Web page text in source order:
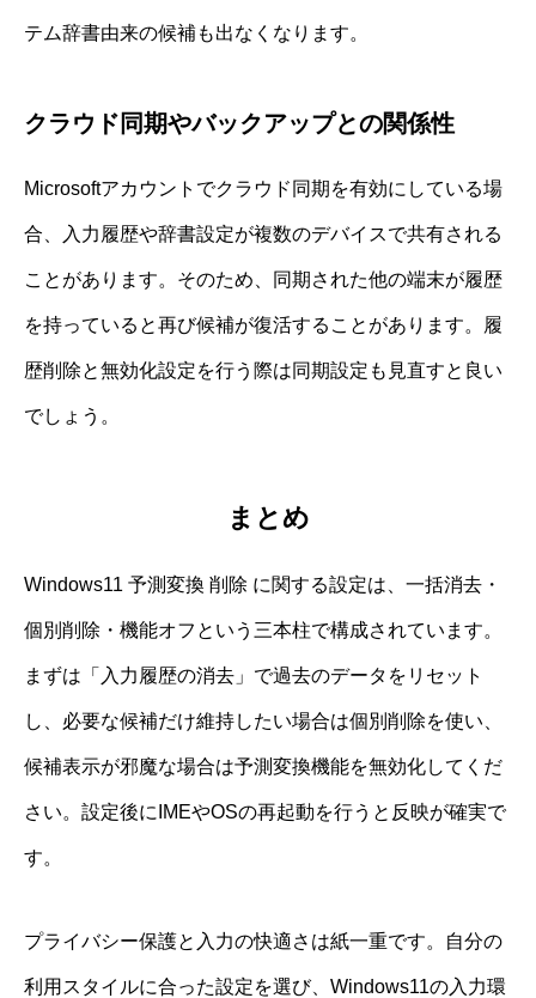
テム辞書由来の候補も出なくなります。
クラウド同期やバックアップとの関係性
Microsoftアカウントでクラウド同期を有効にしている場
合、入力履歴や辞書設定が複数のデバイスで共有される
ことがあります。そのため、同期された他の端末が履歴
を持っていると再び候補が復活することがあります。履
歴削除と無効化設定を行う際は同期設定も見直すと良い
でしょう。
まとめ
Windows11 予測変換 削除 に関する設定は、一括消去・
個別削除・機能オフという三本柱で構成されています。
まずは「入力履歴の消去」で過去のデータをリセット
し、必要な候補だけ維持したい場合は個別削除を使い、
候補表示が邪魔な場合は予測変換機能を無効化してくだ
さい。設定後にIMEやOSの再起動を行うと反映が確実で
す。
プライバシー保護と入力の快適さは紙一重です。自分の
利用スタイルに合った設定を選び、Windows11の入力環